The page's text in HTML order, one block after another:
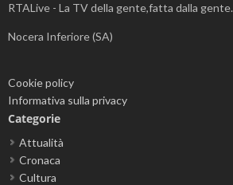
RTALive - La TV della gente,fatta dalla gente.
Nocera Inferiore (SA)
Cookie policy
Informativa sulla privacy
Categorie
Attualità
Cronaca
Cultura